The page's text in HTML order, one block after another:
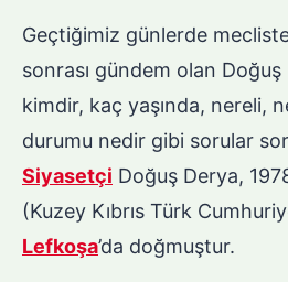
Geçtiğimiz günlerde
sonrası gündem olan Doğuş
kimdir, kaç yaşında, nereli,
durumu nedir gibi sorular
Siyasetçi Doğuş Derya,
(Kuzey Kıbrıs Türk
Lefkoşa’da doğmuştur.